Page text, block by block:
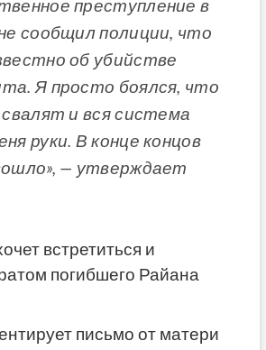
преступление в
сообщил полиции, что
об убийстве
Я просто боялся, что
свалят и вся система
руки. В конце концов
— утверждает
встретиться и
погибшего Райана
письмо от матери